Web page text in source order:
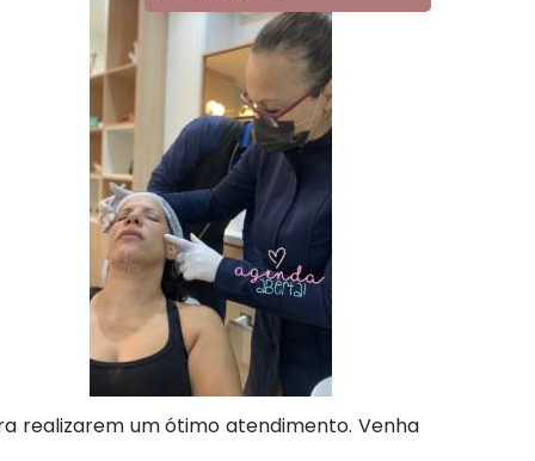
realizarem um ótimo atendimento. Venha